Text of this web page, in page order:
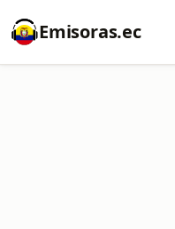
Emisoras.ec